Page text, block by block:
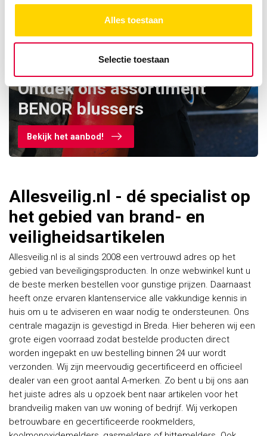
Alles toestaan
Selectie toestaan
Ontdek ons assortiment
BENOR blussers
Bekijk het aanbod!
Allesveilig.nl - dé specialist op
het gebied van brand- en
veiligheidsartikelen
Allesveilig.nl is al sinds 2008 een vertrouwd adres op het
gebied van beveiligingsproducten. In onze webwinkel kunt u
de beste merken bestellen voor gunstige prijzen. Daarnaast
heeft onze ervaren klantenservice alle vakkundige kennis in
huis om u te adviseren en waar nodig te ondersteunen. Ons
centrale magazijn is gevestigd in Breda. Hier beheren wij een
grote eigen voorraad zodat bestelde producten direct
worden ingepakt en uw bestelling binnen 24 uur wordt
verzonden. Wij zijn meervoudig gecertificeerd en officieel
dealer van een groot aantal A-merken. Zo bent u bij ons aan
het juiste adres als u opzoek bent naar artikelen voor het
brandveilig maken van uw woning of bedrijf. Wij verkopen
betrouwbare en gecertificeerde rookmelders,